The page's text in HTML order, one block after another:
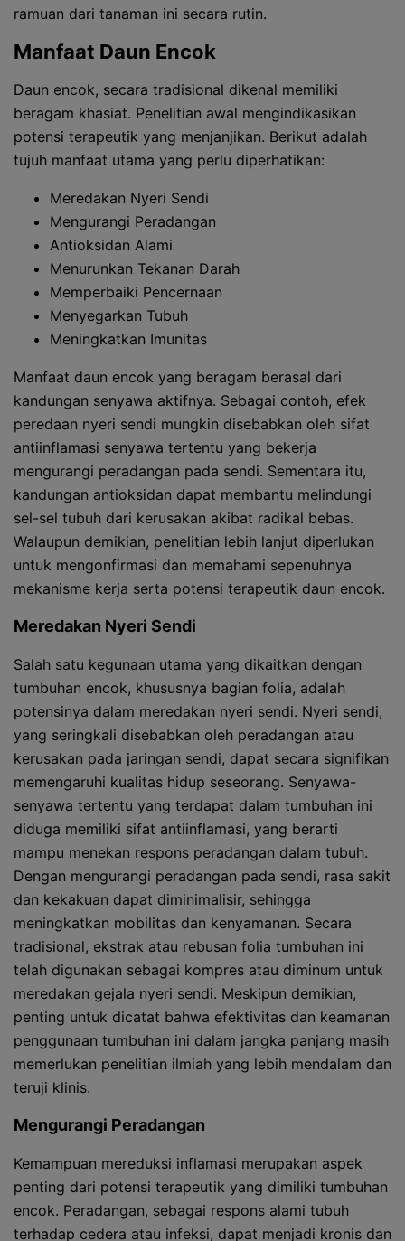
ramuan dari tanaman ini secara rutin.
Manfaat Daun Encok
Daun encok, secara tradisional dikenal memiliki
beragam khasiat. Penelitian awal mengindikasikan
potensi terapeutik yang menjanjikan. Berikut adalah
tujuh manfaat utama yang perlu diperhatikan:
Meredakan Nyeri Sendi
Mengurangi Peradangan
Antioksidan Alami
Menurunkan Tekanan Darah
Memperbaiki Pencernaan
Menyegarkan Tubuh
Meningkatkan Imunitas
Manfaat daun encok yang beragam berasal dari
kandungan senyawa aktifnya. Sebagai contoh, efek
peredaan nyeri sendi mungkin disebabkan oleh sifat
antiinflamasi senyawa tertentu yang bekerja
mengurangi peradangan pada sendi. Sementara itu,
kandungan antioksidan dapat membantu melindungi
sel-sel tubuh dari kerusakan akibat radikal bebas.
Walaupun demikian, penelitian lebih lanjut diperlukan
untuk mengonfirmasi dan memahami sepenuhnya
mekanisme kerja serta potensi terapeutik daun encok.
Meredakan Nyeri Sendi
Salah satu kegunaan utama yang dikaitkan dengan
tumbuhan encok, khususnya bagian folia, adalah
potensinya dalam meredakan nyeri sendi. Nyeri sendi,
yang seringkali disebabkan oleh peradangan atau
kerusakan pada jaringan sendi, dapat secara signifikan
memengaruhi kualitas hidup seseorang. Senyawa-
senyawa tertentu yang terdapat dalam tumbuhan ini
diduga memiliki sifat antiinflamasi, yang berarti
mampu menekan respons peradangan dalam tubuh.
Dengan mengurangi peradangan pada sendi, rasa sakit
dan kekakuan dapat diminimalisir, sehingga
meningkatkan mobilitas dan kenyamanan. Secara
tradisional, ekstrak atau rebusan folia tumbuhan ini
telah digunakan sebagai kompres atau diminum untuk
meredakan gejala nyeri sendi. Meskipun demikian,
penting untuk dicatat bahwa efektivitas dan keamanan
penggunaan tumbuhan ini dalam jangka panjang masih
memerlukan penelitian ilmiah yang lebih mendalam dan
teruji klinis.
Mengurangi Peradangan
Kemampuan mereduksi inflamasi merupakan aspek
penting dari potensi terapeutik yang dimiliki tumbuhan
encok. Peradangan, sebagai respons alami tubuh
terhadap cedera atau infeksi, dapat menjadi kronis dan